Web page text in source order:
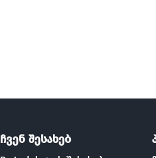
ჩვენ შესახებ